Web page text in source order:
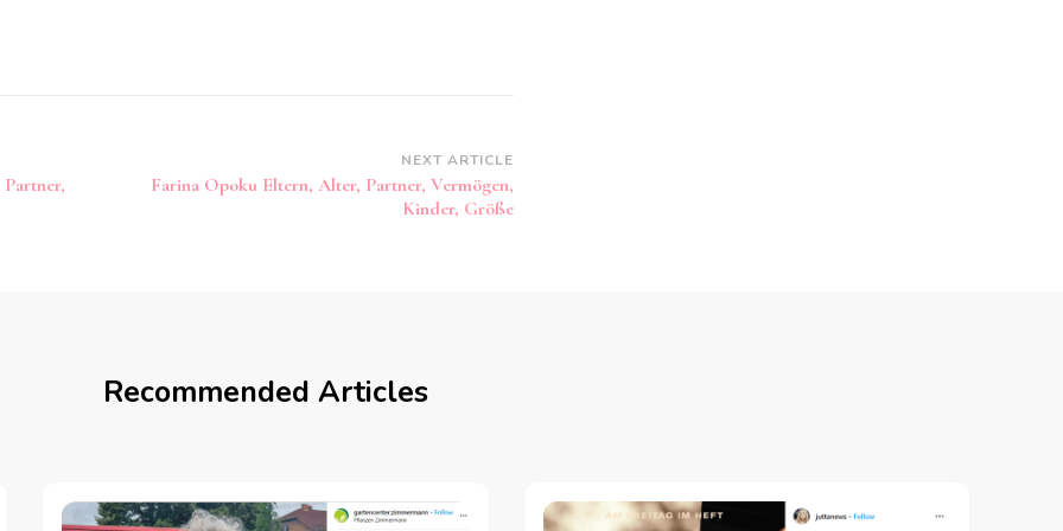
NEXT ARTICLE
Farina Opoku Eltern, Alter, Partner, Vermögen,
Kinder, Größe
Recommended Articles